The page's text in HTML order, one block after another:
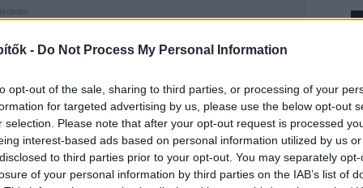
- Do Not Process My Personal Information
opt-out of the sale, sharing to third parties, or processing of your
for targeted advertising by us, please use the below opt-out
selection. Please note that after your opt-out request is processed
interest-based ads based on personal information utilized by us
to third parties prior to your opt-out. You may separately
of your personal information by third parties on the IAB’s list of
Klauzál tér immár teljesen megújult. A
adatok szerint azEverling Építő Kft.
beruházó pedig a VII. kerületi önkormányzat volt.